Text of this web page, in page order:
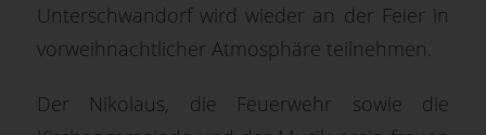
Unterschwandorf wird wieder an der Feier in
vorweihnachtlicher Atmosphäre teilnehmen.
Der Nikolaus, die Feuerwehr sowie die